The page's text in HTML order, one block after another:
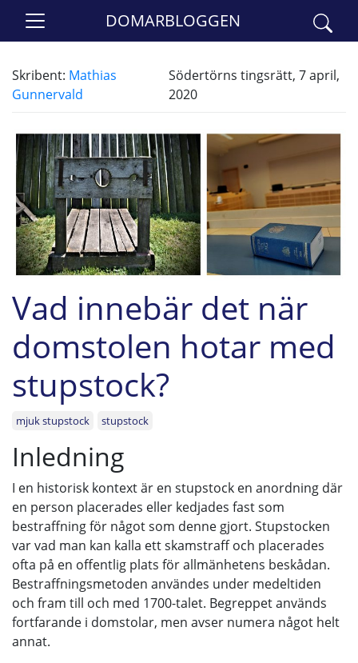
DOMARBLOGGEN
Skribent: Mathias
Gunnervald
Södertörns tingsrätt, 7 april,
2020
Vad innebär det när
domstolen hotar med
stupstock?
mjuk stupstock stupstock
Inledning
I en historisk kontext är en stupstock en anordning där
en person placerades eller kedjades fast som
bestraffning för något som denne gjort. Stupstocken
var vad man kan kalla ett skamstraff och placerades
ofta på en offentlig plats för allmänhetens beskådan.
Bestraffningsmetoden användes under medeltiden
och fram till och med 1700-talet. Begreppet används
fortfarande i domstolar, men avser numera något helt
annat.